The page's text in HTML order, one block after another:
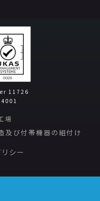
11726
場
及び付帯機器の組付け
シー